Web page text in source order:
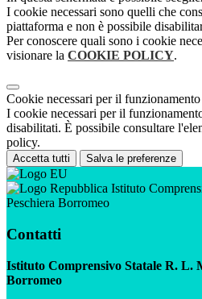
I cookie necessari sono quelli che
piattaforma e non è possibile
Per conoscere quali sono i cookie
visionare la COOKIE POLICY.
Cookie necessari per il funzionamento
I cookie necessari per il
disabilitati. È possibile consultare
policy.
Accetta tutti Salva le preferenze
Istituto
Peschiera Borromeo
Contatti
Istituto Comprensivo Statale R. L.
Borromeo